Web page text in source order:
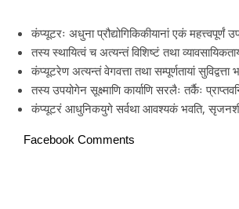
कंप्यूटरः अधुना प्रौद्योगिकिकीयानां एकं महत्त्वपूर्णं
तस्य स्थायित्वं च अत्यन्तं विशिष्टं तथा
कंप्यूटरेण अत्यन्तं वेगवत्ता तथा सम्पूर्णतायां सुविद्वत्ता
तस्य उपयोगेन सूक्ष्माणि कार्याणि सरलैः तर्कैः
कंप्यूटरं आधुनिकयुगे सर्वथा आवश्यकं भवति,
Facebook Comments